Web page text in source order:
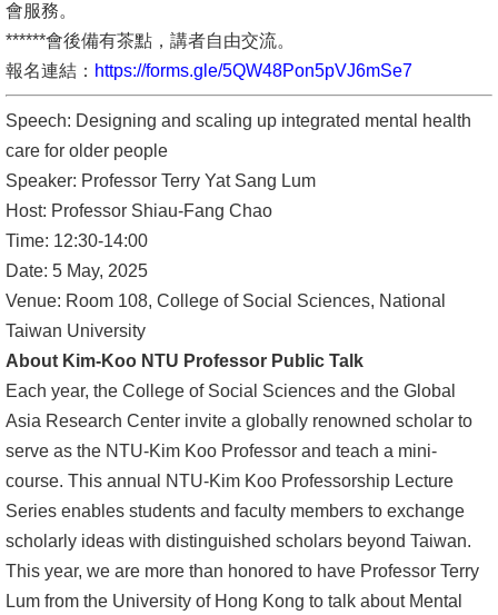
臺
大
首
網
站
導
覽
English
心
輔
專
區
facebook
會服務。
******會後備有茶點，講者自由交流。
報名連結： https://forms.gle/5QW48Pon5pVJ6mSe7
Speech: Designing and scaling up integrated mental health
care for older people
Speaker: Professor Terry Yat Sang Lum
Host: Professor Shiau-Fang Chao
Time: 12:30-14:00
Date: 5 May, 2025
Venue: Room 108, College of Social Sciences, National
Taiwan University
About Kim-Koo NTU Professor Public Talk
Each year, the College of Social Sciences and the Global
Asia Research Center invite a globally renowned scholar to
serve as the NTU-Kim Koo Professor and teach a mini-
course. This annual NTU-Kim Koo Professorship Lecture
Series enables students and faculty members to exchange
scholarly ideas with distinguished scholars beyond Taiwan.
This year, we are more than honored to have Professor Terry
Lum from the University of Hong Kong to talk about Mental